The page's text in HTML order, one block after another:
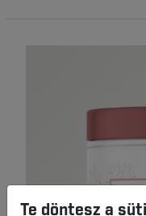
Te döntesz a